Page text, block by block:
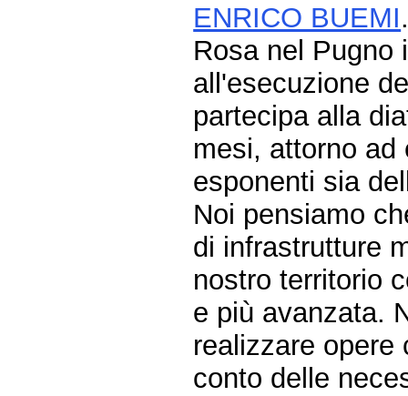
ENRICO BUEMI
Rosa nel Pugno
all'esecuzione
partecipa alla
mesi, attorno
esponenti sia
Noi pensiamo
di infrastrutture
nostro territorio
e più avanzata.
realizzare opere
conto delle